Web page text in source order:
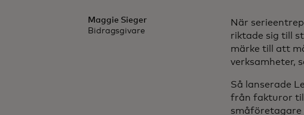
Maggie Sieger
Bidragsgivare
När
riktade sig till
märke till att
verksamheter,
Så lanserade
från fakturor
småföretagare